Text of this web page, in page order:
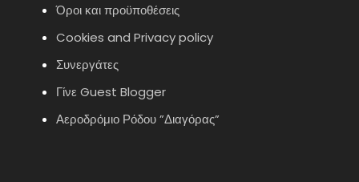
Όροι και προϋποθέσεις
Cookies and Privacy policy
Συνεργάτες
Γίνε Guest Blogger
Αεροδρόμιο Ρόδου ”Διαγόρας”